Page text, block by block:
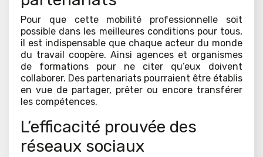
Pour que cette mobilité professionnelle soit
possible dans les meilleures conditions pour tous,
il est indispensable que chaque acteur du monde
du travail coopère. Ainsi agences et organismes
de formations pour ne citer qu’eux doivent
collaborer. Des partenariats pourraient être établis
en vue de partager, prêter ou encore transférer
les compétences.
L’efficacité prouvée des
réseaux sociaux